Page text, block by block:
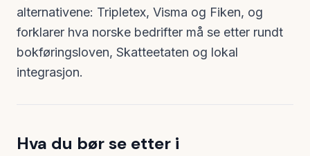
alternativene: Tripletex, Visma og Fiken, og
forklarer hva norske bedrifter må se etter rundt
bokføringsloven, Skatteetaten og lokal
integrasjon.
Hva du bør se etter i